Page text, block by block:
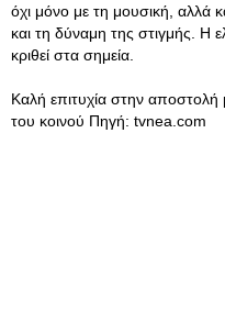
όχι μόνο με τη μουσική, αλλά
και τη δύναμη της στιγμής. Η
κριθεί στα σημεία.
Καλή επιτυχία στην αποστολή
του κοινού Πηγή: tvnea.com